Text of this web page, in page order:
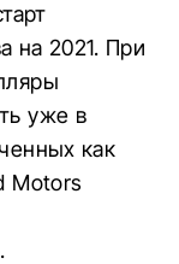
на 2021. При
уже в
как
Motors